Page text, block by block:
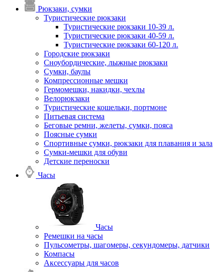
Рюкзаки, сумки
Туристические рюкзаки
Туристические рюкзаки 10-39 л.
Туристические рюкзаки 40-59 л.
Туристические рюкзаки 60-120 л.
Городские рюкзаки
Сноубордические, лыжные рюкзаки
Сумки, баулы
Компрессионные мешки
Гермомешки, накидки, чехлы
Велорюкзаки
Туристические кошельки, портмоне
Питьевая система
Беговые ремни, желеты, сумки, пояса
Поясные сумки
Спортивные сумки, рюкзаки для плавания и зала
Сумки-мешки для обуви
Детские переноски
Часы
Часы
Ремешки на часы
Пульсометры, шагомеры, секундомеры, датчики
Компасы
Аксессуары для часов